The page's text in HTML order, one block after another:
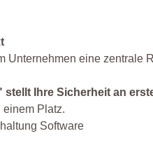
Unternehmen eine zentrale
Ihre Sicherheit an
einem Platz.
Software